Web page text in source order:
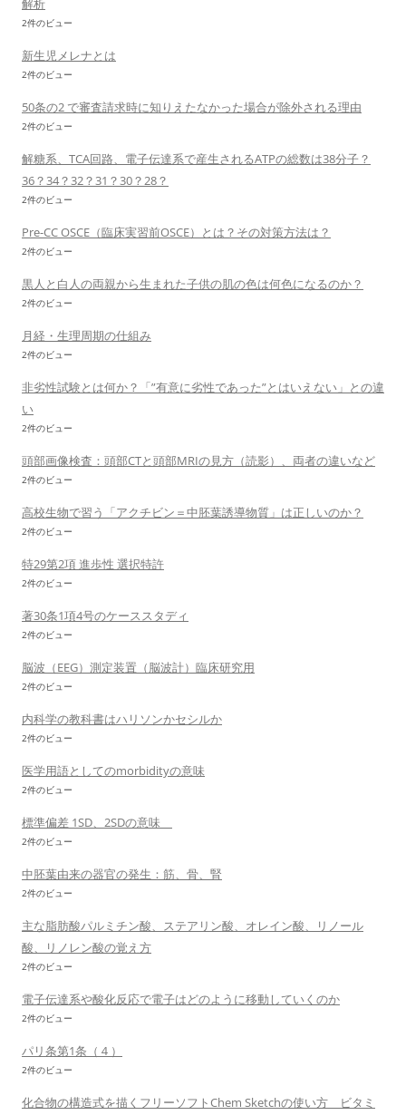
解析
2件のビュー
新生児メレナとは
2件のビュー
50条の2 で審査請求時に知りえたなかった場合が除外される理由
2件のビュー
解糖系、TCA回路、電子伝達系で産生されるATPの総数は38分子？
36？34？32？31？30？28？
2件のビュー
Pre-CC OSCE（臨床実習前OSCE）とは？その対策方法は？
2件のビュー
黒人と白人の両親から生まれた子供の肌の色は何色になるのか？
2件のビュー
月経・生理周期の仕組み
2件のビュー
非劣性試験とは何か？「”有意に劣性であった”とはいえない」との違
い
2件のビュー
頭部画像検査：頭部CTと頭部MRIの見方（読影）、両者の違いなど
2件のビュー
高校生物で習う「アクチビン＝中胚葉誘導物質」は正しいのか？
2件のビュー
特29第2項 進歩性 選択特許
2件のビュー
著30条1項4号のケーススタディ
2件のビュー
脳波（EEG）測定装置（脳波計）臨床研究用
2件のビュー
内科学の教科書はハリソンかセシルか
2件のビュー
医学用語としてのmorbidityの意味
2件のビュー
標準偏差 1SD、2SDの意味
2件のビュー
中胚葉由来の器官の発生：筋、骨、腎
2件のビュー
主な脂肪酸パルミチン酸、ステアリン酸、オレイン酸、リノール
酸、リノレン酸の覚え方
2件のビュー
電子伝達系や酸化反応で電子はどのように移動していくのか
2件のビュー
パリ条第1条（４）
2件のビュー
化合物の構造式を描くフリーソフトChem Sketchの使い方 ビタミ